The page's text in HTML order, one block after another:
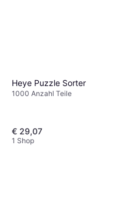
Heye Puzzle Sorter
1000 Anzahl Teile
€ 29,07
1 Shop